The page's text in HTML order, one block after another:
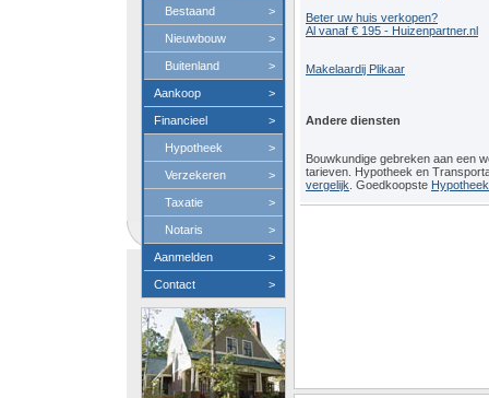
Bestaand >
Nieuwbouw >
Buitenland >
Aankoop >
Financieel >
Hypotheek >
Verzekeren >
Taxatie >
Notaris >
Aanmelden >
Contact >
Beter uw huis verkopen?
Al vanaf € 195 - Huizenpartner.nl
Makelaardij Plikaar
Andere diensten
Bouwkundige gebreken aan een
tarieven. Hypotheek en
vergelijk . Goedkoopste